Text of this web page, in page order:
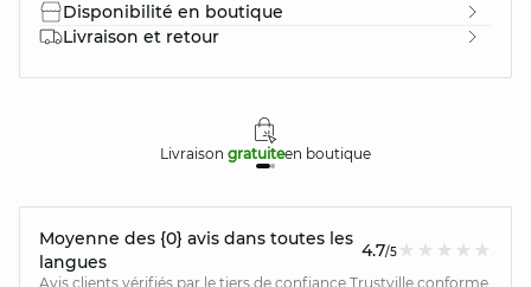
Disponibilité en boutique
Livraison et retour
Livraison gratuiteen boutique
Moyenne des {0} avis dans toutes les
langues
4.7/5
Avis clients vérifiés par le tiers de confiance Trustville conforme